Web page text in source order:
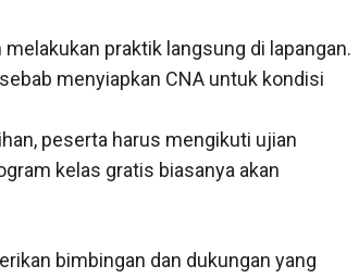
praktik langsung di lapangan.
menyiapkan CNA untuk kondisi
peserta harus mengikuti ujian
kelas gratis biasanya akan
bimbingan dan dukungan yang